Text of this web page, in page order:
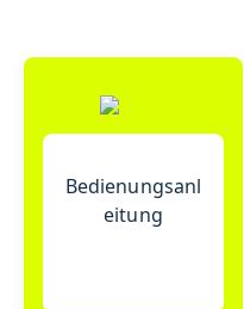
Bedienungsanl
eitung